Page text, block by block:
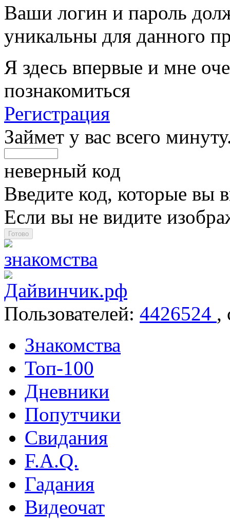
Ваши логин и пароль
уникальны для данного
Я здесь впервые и мне
познакомиться
Регистрация
Займет у вас всего
неверный код
Введите код, которые вы
Если вы не видите
Пользователей: 4426524 ,
Знакомства
Топ-100
Дневники
Попутчики
Свидания
F.A.Q.
Гадания
Видеочат